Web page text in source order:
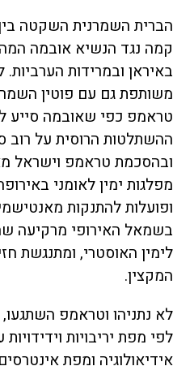
הברית השמרנית השקטה
קמה נגד הנשיא אובמה
באיראן ובמרידות
משותפת גם עם פוטין
טראמפ כפי שאובמה סייע
ההשתלטות הרוסית על רוב
ובהסכמת טראמפ וישראל
מפלגות ימין לאומני
ופועלות להתנקות
בשמאל האירופי מרקיעה
לימין האוסטרי, ומתנגשת
המקצין.
לא נתניהו וטראמפ
לפי מפת יריבויות
אידיאולוגיה ומפת